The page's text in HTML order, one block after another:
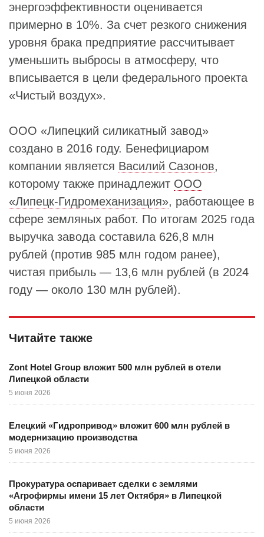
энергоэффективности оценивается
примерно в 10%. За счет резкого снижения
уровня брака предприятие рассчитывает
уменьшить выбросы в атмосферу, что
вписывается в цели федерального проекта
«Чистый воздух».
ООО «Липецкий силикатный завод»
создано в 2016 году. Бенефициаром
компании является Василий Сазонов,
которому также принадлежит ООО
«Липецк‑Гидромеханизация», работающее в
сфере земляных работ. По итогам 2025 года
выручка завода составила 626,8 млн
рублей (против 985 млн годом ранее),
чистая прибыль — 13,6 млн рублей (в 2024
году — около 130 млн рублей).
Читайте также
Zont Hotel Group вложит 500 млн рублей в отели
Липецкой области
5 июня 2026
Елецкий «Гидропривод» вложит 600 млн рублей в
модернизацию производства
5 июня 2026
Прокуратура оспаривает сделки с землями
«Агрофирмы имени 15 лет Октября» в Липецкой
области
5 июня 2026